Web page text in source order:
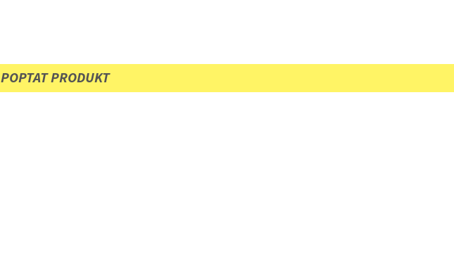
POPTAT PRODUKT